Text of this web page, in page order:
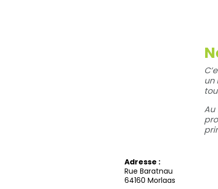
un
Au
Adresse :
Rue Baratnau
64160 Morlaas